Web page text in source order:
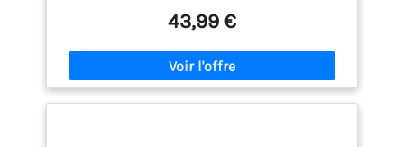
conducteur, offrant une performance de
déshumidification nettement supérieure. Capable
d’absorber jusqu’à 300 ml d’humidité par jour dans
un environnement clos à 30°C et 80% d’humidité
relative, il assainit votre espace en profondeur et
crée un environnement plus sec, plus confortable
43,99 €